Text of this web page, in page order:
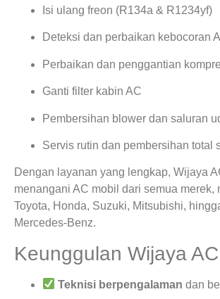
Isi ulang freon (R134a & R1234yf)
Deteksi dan perbaikan kebocoran
Perbaikan dan penggantian
Ganti filter kabin AC
Pembersihan blower dan saluran
Servis rutin dan pembersihan total
Dengan layanan yang lengkap, Wijaya
menangani AC mobil dari semua merek,
Toyota, Honda, Suzuki, Mitsubishi,
Mercedes-Benz.
Keunggulan Wijaya
Teknisi berpengalaman dan